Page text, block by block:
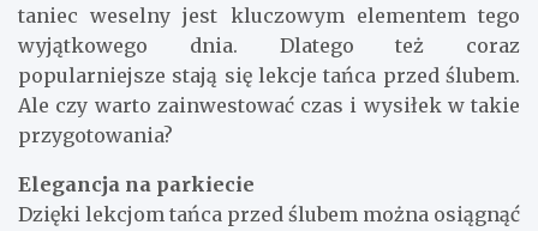
taniec weselny jest kluczowym elementem tego
wyjątkowego dnia. Dlatego też coraz
popularniejsze stają się lekcje tańca przed ślubem.
Ale czy warto zainwestować czas i wysiłek w takie
przygotowania?
Elegancja na parkiecie
Dzięki lekcjom tańca przed ślubem można osiągnąć